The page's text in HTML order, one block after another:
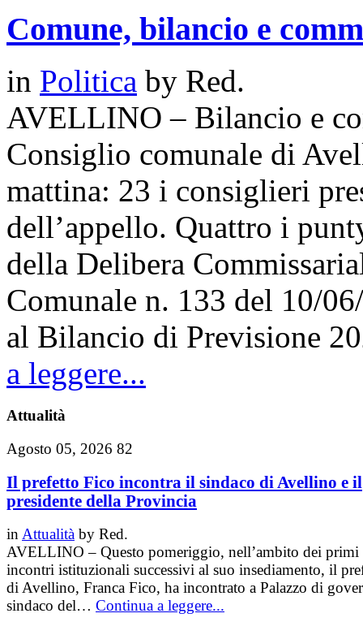
Comune, bilancio e
in Politica by Red.
AVELLINO – Bilancio e
Consiglio comunale di
mattina: 23 i consiglieri
dell’appello. Quattro i
della Delibera
Comunale n. 133 del 10/
al Bilancio di Previsione
a leggere...
Attualità
Agosto 05, 2026 82
Il prefetto Fico incontra il sindaco di Avellino e il
presidente della Provincia
inAttualità by Red.
AVELLINO – Questo pomeriggio, nell’ambito dei primi
incontri istituzionali successivi al suo insediamento, il
di Avellino, Franca Fico, ha incontrato a Palazzo di
sindaco del… Continua a leggere...